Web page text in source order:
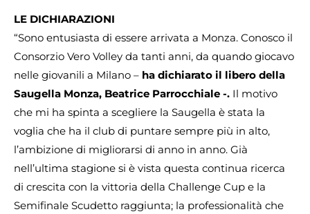
LE DICHIARAZIONI
“Sono entusiasta di essere arrivata a Monza. Conosco il
Consorzio Vero Volley da tanti anni, da quando giocavo
nelle giovanili a Milano – ha dichiarato il libero della
Saugella Monza, Beatrice Parrocchiale -. Il motivo
che mi ha spinta a scegliere la Saugella è stata la
voglia che ha il club di puntare sempre più in alto,
l’ambizione di migliorarsi di anno in anno. Già
nell’ultima stagione si è vista questa continua ricerca
di crescita con la vittoria della Challenge Cup e la
Semifinale Scudetto raggiunta; la professionalità che